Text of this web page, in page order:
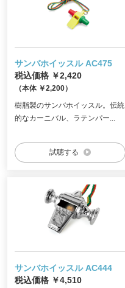
サンバホイッスル AC475
税込価格 ￥2,420
（本体 ￥2,200）
樹脂製のサンバホイッスル。伝統
的なカーニバル、ラテンパー...
試聴する
サンバホイッスル AC444
税込価格 ￥4,510